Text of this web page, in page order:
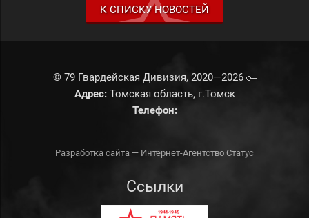
К СПИСКУ НОВОСТЕЙ
© 79 Гвардейская Дивизия, 2020—2026
Адрес:Томская область, г.Томск
Телефон:
Разработка сайта — Интернет-Агентство Статус
Ссылки